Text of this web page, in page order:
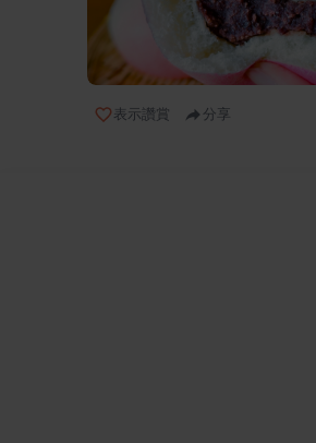
表示讚賞 分享